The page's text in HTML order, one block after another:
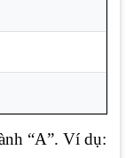
“A”. Ví dụ: